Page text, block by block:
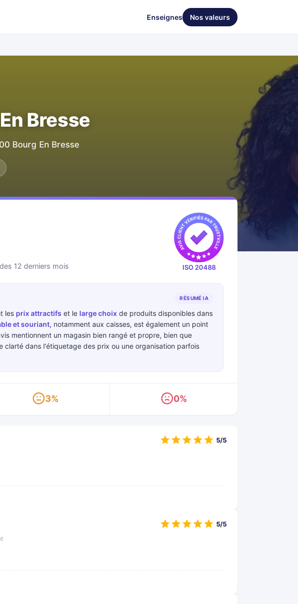
Enseignes Nos valeurs
Bresse
Bourg En Bresse
12 derniers mois ISO 20488
RÉSUMÉ IA
les prix attractifs et le large choix de produits disponibles dans
et souriant, notamment aux caisses, est également un point
mentionnent un magasin bien rangé et propre, bien que
clarté dans l'étiquetage des prix ou une organisation parfois
3% 0%
5/5
5/5